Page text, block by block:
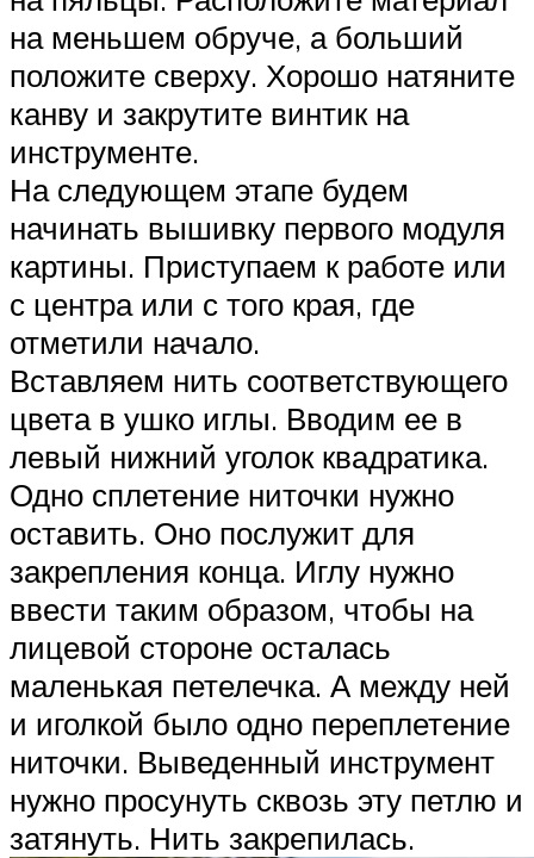
на меньшем обруче, а больший
положите сверху. Хорошо натяните
канву и закрутите винтик на
инструменте.
На следующем этапе будем
начинать вышивку первого модуля
картины. Приступаем к работе или
с центра или с того края, где
отметили начало.
Вставляем нить соответствующего
цвета в ушко иглы. Вводим ее в
левый нижний уголок квадратика.
Одно сплетение ниточки нужно
оставить. Оно послужит для
закрепления конца. Иглу нужно
ввести таким образом, чтобы на
лицевой стороне осталась
маленькая петелечка. А между ней
и иголкой было одно переплетение
ниточки. Выведенный инструмент
нужно просунуть сквозь эту петлю и
затянуть. Нить закрепилась.